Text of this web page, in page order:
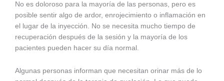
No es doloroso para la mayoría de las personas, pero es
posible sentir algo de ardor, enrojecimiento o inflamación en
el lugar de la inyección. No se necesita mucho tiempo de
recuperación después de la sesión y la mayoría de los
pacientes pueden hacer su día normal.
Algunas personas informan que necesitan orinar más de lo